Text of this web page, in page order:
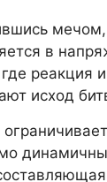
в
реакция
исход